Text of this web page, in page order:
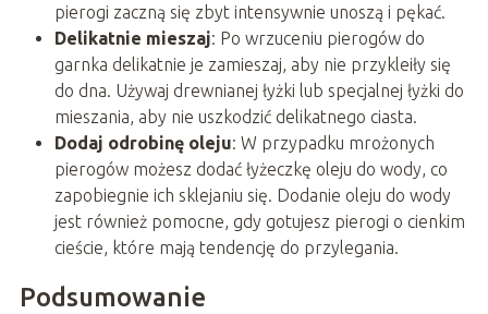
pierogi zaczną się zbyt intensywnie unoszą i pękać.
Delikatnie mieszaj: Po wrzuceniu pierogów do
garnka delikatnie je zamieszaj, aby nie przykleiły się
do dna. Używaj drewnianej łyżki lub specjalnej łyżki do
mieszania, aby nie uszkodzić delikatnego ciasta.
Dodaj odrobinę oleju: W przypadku mrożonych
pierogów możesz dodać łyżeczkę oleju do wody, co
zapobiegnie ich sklejaniu się. Dodanie oleju do wody
jest również pomocne, gdy gotujesz pierogi o cienkim
cieście, które mają tendencję do przylegania.
Podsumowanie